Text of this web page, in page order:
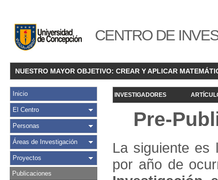
CENTRO DE
NUESTRO MAYOR OBJETIVO: CREAR Y APLICAR
Inicio
El Centro
Personas
Áreas de Investigación
Proyectos
Publicaciones
INVESTIGADORES
Pre-
La siguiente es
por año de